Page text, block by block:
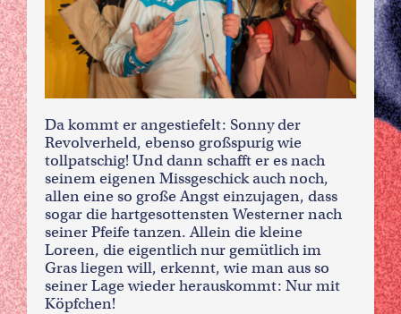
Da kommt er angestiefelt: Sonny der
Revolverheld, ebenso großspurig wie
tollpatschig! Und dann schafft er es nach
seinem eigenen Missgeschick auch noch,
allen eine so große Angst einzujagen, dass
sogar die hartgesottensten Westerner nach
seiner Pfeife tanzen. Allein die kleine
Loreen, die eigentlich nur gemütlich im
Gras liegen will, erkennt, wie man aus so
seiner Lage wieder herauskommt: Nur mit
Köpfchen!